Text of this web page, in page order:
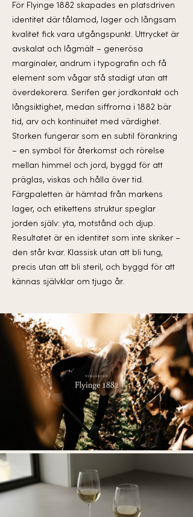
För Flyinge 1882 skapades en platsdriven
identitet där tålamod, lager och långsam
kvalitet fick vara utgångspunkt. Uttrycket är
avskalat och lågmält – generösa
marginaler, andrum i typografin och få
element som vågar stå stadigt utan att
överdekorera. Serifen ger jordkontakt och
långsiktighet, medan siffrorna i 1882 bär
tid, arv och kontinuitet med värdighet.
Storken fungerar som en subtil förankring
– en symbol för återkomst och rörelse
mellan himmel och jord, byggd för att
präglas, viskas och hålla över tid.
Färgpaletten är hämtad från markens
lager, och etikettens struktur speglar
jorden själv: yta, motstånd och djup.
Resultatet är en identitet som inte skriker –
den står kvar. Klassisk utan att bli tung,
precis utan att bli steril, och byggd för att
kännas självklar om tjugo år.